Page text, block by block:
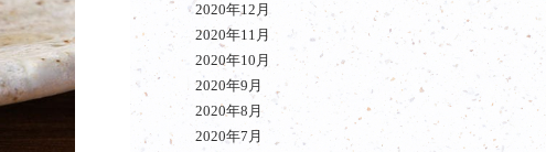
2020年12月
2020年11月
2020年10月
2020年9月
2020年8月
2020年7月